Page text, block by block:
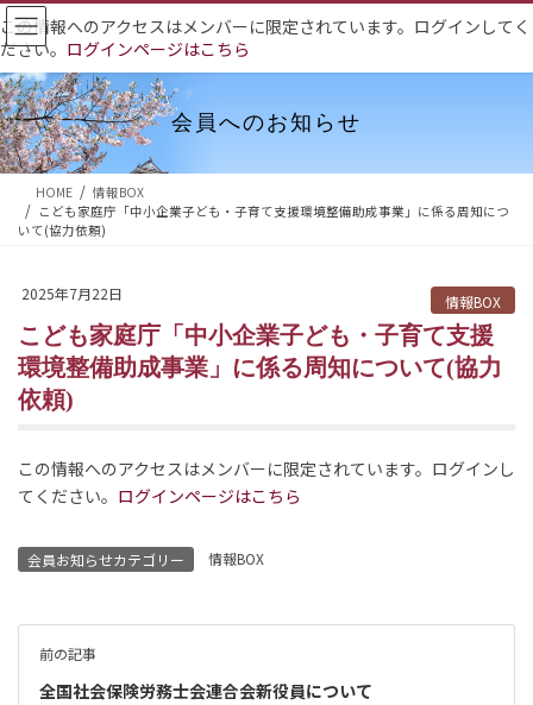
コ
ン
テ
ン
ツ
へ
ス
ナ
ビ
ゲ
ー
シ
ョ
ン
この情報へのアクセスはメンバーに限定されています。ログインしてく
ださい。 ログインページはこちら
会員へのお知らせ
HOME
情報BOX
こども家庭庁「中小企業子ども・子育て支援環境整備助成事業」に係る周知につ
いて(協力依頼)
2025年7月22日 情報BOX
こども家庭庁「中小企業子ども・子育て支援
環境整備助成事業」に係る周知について(協力
依頼)
この情報へのアクセスはメンバーに限定されています。ログインし
てください。 ログインページはこちら
会員お知らせカテゴリー 情報BOX
前の記事
全国社会保険労務士会連合会新役員について